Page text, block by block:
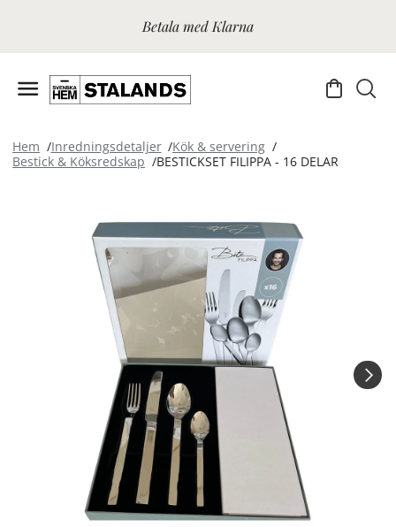
Betala med Klarna
Hem Inredningsdetaljer
Kök & servering
Bestick & Köksredskap
BESTICKSET FILIPPA - 16 DELAR